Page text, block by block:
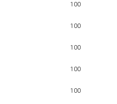
100
100
100
100
100